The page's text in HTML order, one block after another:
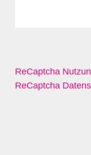
ReCaptcha
ReCaptcha